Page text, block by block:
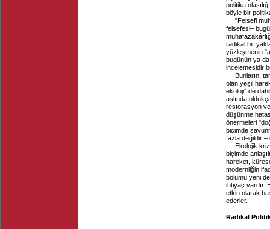
politika
böyle bir
"Felsefi
felsefesi–
radikal bir
yüzleşmenin
bugünün ya
incelemesidir
Bunların,
olan yeşil
ekoloji" de
aslında
restorasyon
düşünme
önermeleri
biçimde
fazla değildir –
Ekolojik
biçimde
hareket,
modernliğin
bölümü yeni
ihtiyaç vardır.
etkin olarak
ederler.
Radikal